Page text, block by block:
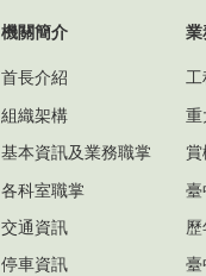
機關簡介
首長介紹
組織架構
基本資訊及業務職掌
各科室職掌
交通資訊
停車資訊
業
工
重
臺
臺